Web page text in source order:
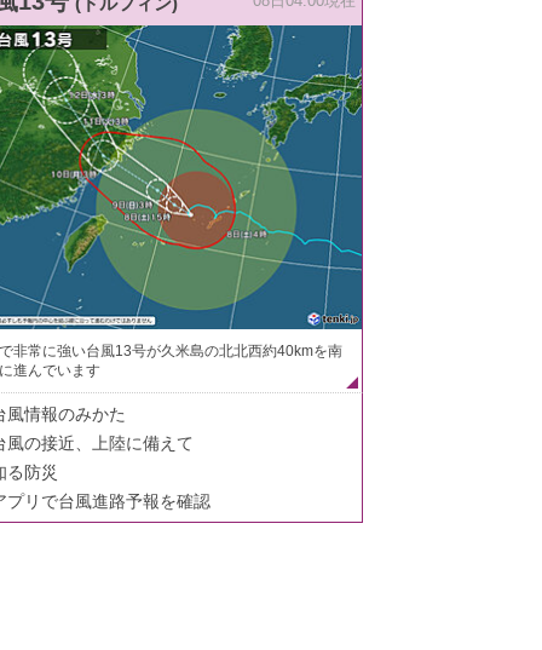
非常に強い台風13号が久米島の北北西約40kmを南
進んでいます
風情報のみかた
風の接近、上陸に備えて
る防災
プリで台風進路予報を確認